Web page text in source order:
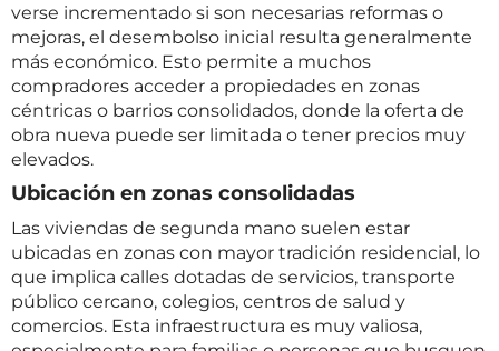
verse incrementado si son necesarias reformas o
mejoras, el desembolso inicial resulta generalmente
más económico. Esto permite a muchos
compradores acceder a propiedades en zonas
céntricas o barrios consolidados, donde la oferta de
obra nueva puede ser limitada o tener precios muy
elevados.
Ubicación en zonas consolidadas
Las viviendas de segunda mano suelen estar
ubicadas en zonas con mayor tradición residencial, lo
que implica calles dotadas de servicios, transporte
público cercano, colegios, centros de salud y
comercios. Esta infraestructura es muy valiosa,